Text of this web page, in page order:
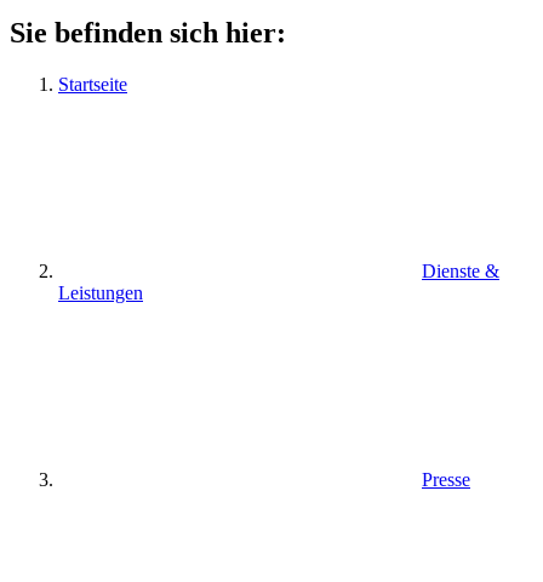
Sie befinden sich hier:
Startseite
Dienste &
Leistungen
Presse